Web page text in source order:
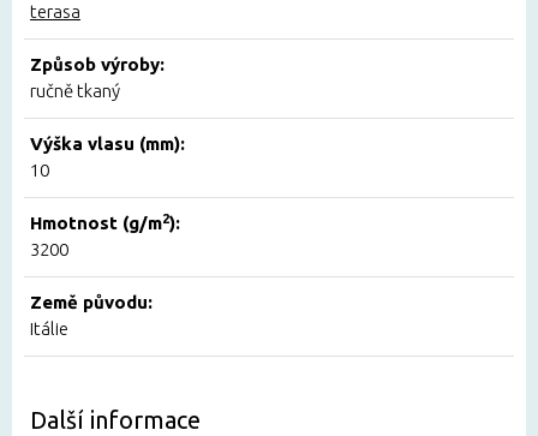
terasa
Způsob výroby:
ručně tkaný
Výška vlasu (mm):
10
Hmotnost (g/m2):
3200
Země původu:
Itálie
Další informace